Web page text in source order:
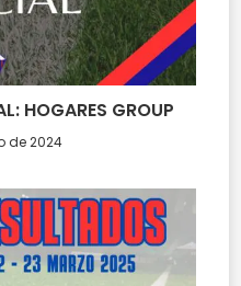
HOGARES GROUP
de 2024